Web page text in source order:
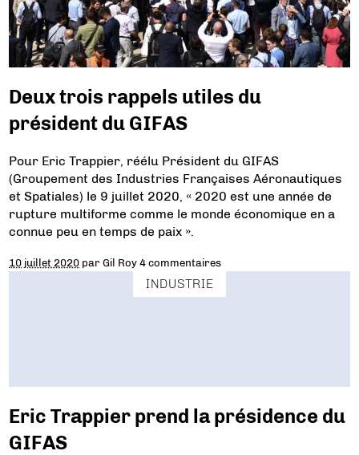
Deux trois rappels utiles du
président du GIFAS
Pour Eric Trappier, réélu Président du GIFAS
(Groupement des Industries Françaises Aéronautiques
et Spatiales) le 9 juillet 2020, « 2020 est une année de
rupture multiforme comme le monde économique en a
connue peu en temps de paix ».
10 juillet 2020 parGil Roy 4 commentaires
INDUSTRIE
Eric Trappier prend la présidence du
GIFAS